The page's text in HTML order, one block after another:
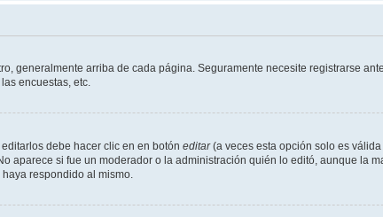
generalmente arriba de cada página. Seguramente necesite registrarse
encuestas, etc.
debe hacer clic en en botón editar(a veces esta opción solo es
aparece si fue un moderador o la administración quién lo editó, aunque la
respondido al mismo.